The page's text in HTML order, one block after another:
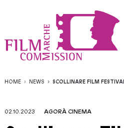
HOME NEWS SCOLLINARE FILM
02.10.2023 AGORÀ CINEMA